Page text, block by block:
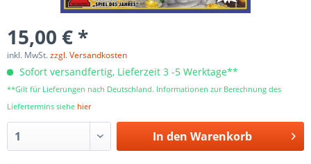
15,00 € *
inkl. MwSt.zzgl. Versandkosten
Sofort versandfertig, Lieferzeit 3 -5 Werktage**
**Gilt für Lieferungen nach Deutschland. Informationen zur Berechnung des
Liefertermins siehe hier
In den Warenkorb